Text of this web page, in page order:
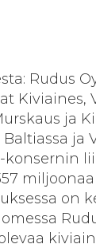
Rudus
Kiviaines,
ja
ja
konsernin
miljoonaa
on